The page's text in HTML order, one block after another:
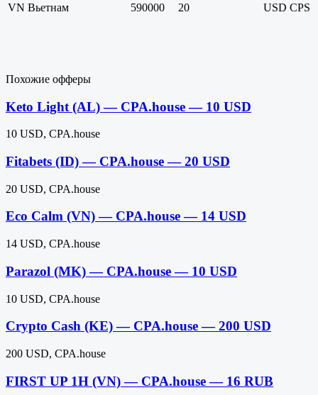
VN Вьетнам 590000 20 USD CPS
Похожие офферы
Keto Light (AL) — CPA.house — 10 USD
10 USD, CPA.house
Fitabets (ID) — CPA.house — 20 USD
20 USD, CPA.house
Eco Calm (VN) — CPA.house — 14 USD
14 USD, CPA.house
Parazol (MK) — CPA.house — 10 USD
10 USD, CPA.house
Crypto Cash (KE) — CPA.house — 200 USD
200 USD, CPA.house
FIRST UP 1H (VN) — CPA.house — 16 RUB